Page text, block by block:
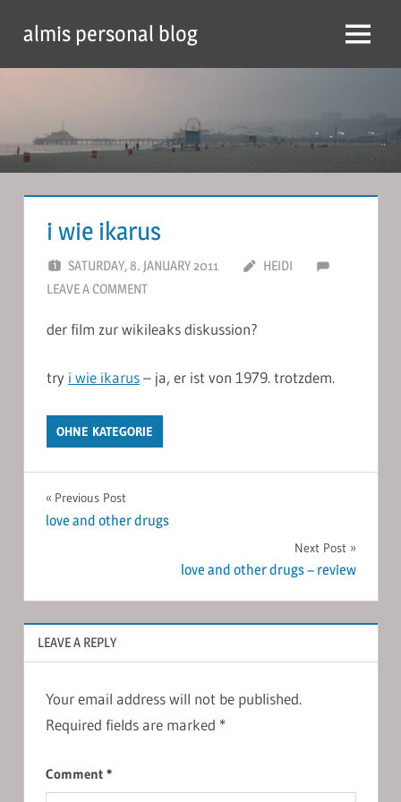
content
almis personal blog Menu
i wie ikarus
SATURDAY, 8. JANUARY 2011
HEIDI
LEAVE A COMMENT
der film zur wikileaks diskussion?
try i wie ikarus– ja, er ist von 1979. trotzdem.
OHNE KATEGORIE
Post
navigation
Previous Post
love and other drugs
Next Post
love and other drugs – review
LEAVE A REPLY
Your email address will not be published.
Required fields are marked *
Comment *